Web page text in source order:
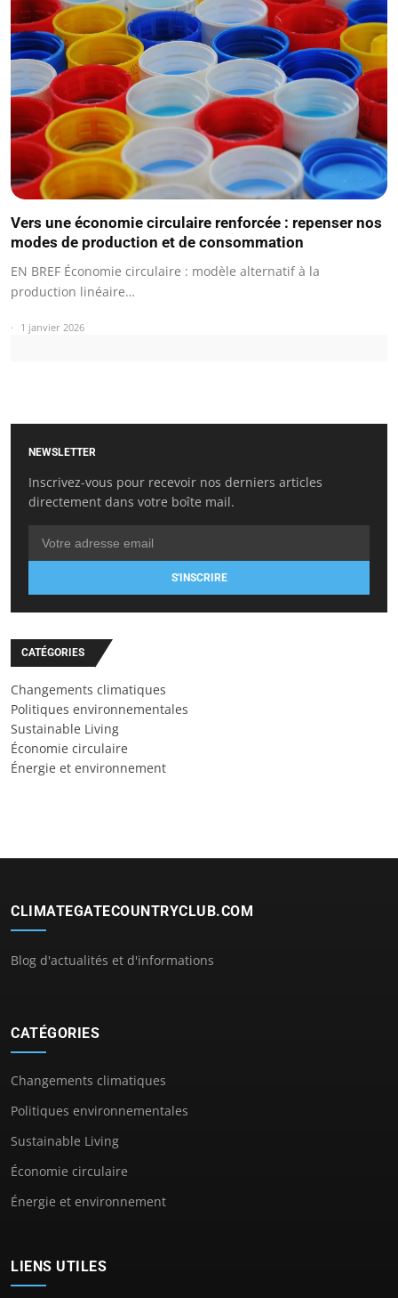
Vers une économie circulaire renforcée : repenser nos
modes de production et de consommation
EN BREF Économie circulaire : modèle alternatif à la
production linéaire…
1 janvier 2026
NEWSLETTER
Inscrivez-vous pour recevoir nos derniers articles
directement dans votre boîte mail.
S'INSCRIRE
CATÉGORIES
Changements climatiques
Politiques environnementales
Sustainable Living
Économie circulaire
Énergie et environnement
CLIMATEGATECOUNTRYCLUB.COM
Blog d'actualités et d'informations
CATÉGORIES
Changements climatiques
Politiques environnementales
Sustainable Living
Économie circulaire
Énergie et environnement
LIENS UTILES